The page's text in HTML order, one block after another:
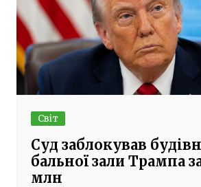
Світ
Суд заблокував
бальної зали Трампа
млн